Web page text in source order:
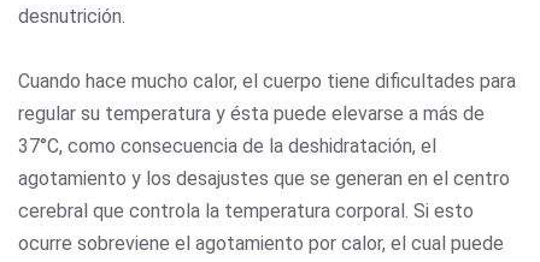
desnutrición.
Cuando hace mucho calor, el cuerpo tiene dificultades para
regular su temperatura y ésta puede elevarse a más de
37°C, como consecuencia de la deshidratación, el
agotamiento y los desajustes que se generan en el centro
cerebral que controla la temperatura corporal. Si esto
ocurre sobreviene el agotamiento por calor, el cual puede